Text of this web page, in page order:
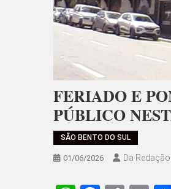
FERIADO E
PÚBLICO
SÃO BENTO DO SUL
01/06/2026 Da Redação